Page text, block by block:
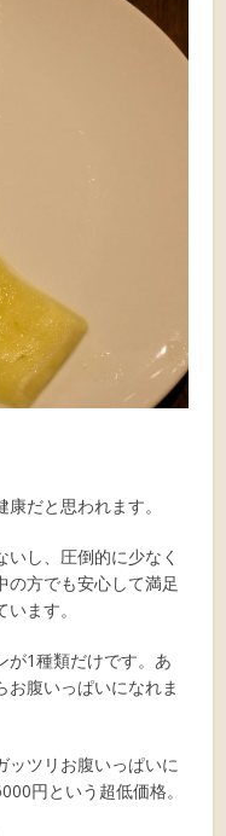
だと思われます。
し、圧倒的に少なく
の方でも安心して満足
ます。
が1種類だけです。あ
お腹いっぱいになれま
ッツリお腹いっぱいに
円という超低価格。